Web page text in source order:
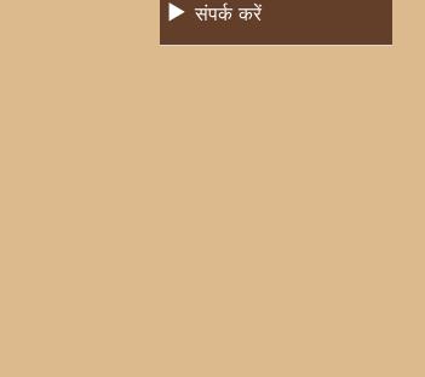
संपर्क करें